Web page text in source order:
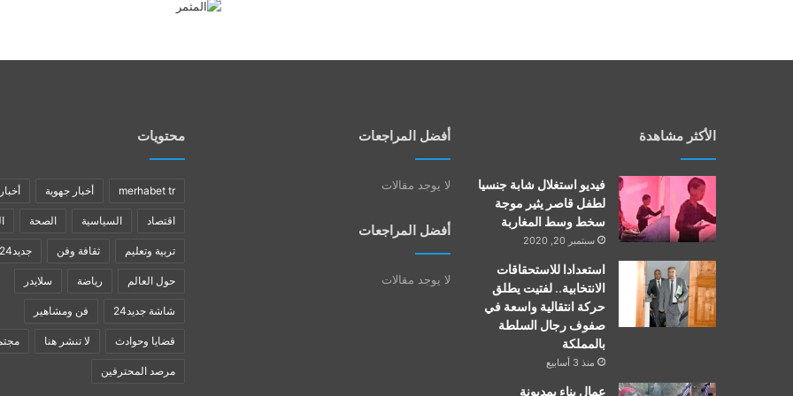
الأكثر مشاهدة
فيديو استغلال شابة جنسيا
لطفل قاصر يثير موجة
سخط وسط المغاربة
سبتمبر 20, 2020
استعدادا للاستحقاقات
الانتخابية.. لفتيت يطلق
حركة انتقالية واسعة في
صفوف رجال السلطة
بالمملكة
منذ 3 أسابيع
عمال بناء بمديونة
أفضل المراجعات
لا يوجد مقالات
أفضل المراجعات
لا يوجد مقالات
محتويات
merhabet tr أخبار جهوية
اقتصاد السياسية الصحة
تربية وتعليم ثقافة وفن جديد24
حول العالم رياضة سلايدر
شاشة جديد24 فن ومشاهير
قضايا وحوادث لا تنشر هنا
مرصد المحترفين